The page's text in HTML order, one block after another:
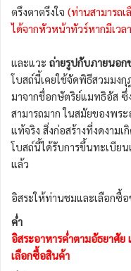
ตรึงตาตรึงใจ (ท่านสามารถ
ได้จากหัวหน้าทัวร์หากมีเวล
และแวะ ถ่ายรูปกับภายนอก
โบสถ์นี้เคยใช้จัดพิธีสวมมง
มาจากชื่อกษัตริย์แมทธิอัส
สามารถมาก ในสมัยของพร
แท้จริง สิ่งก่อสร้างที่งดงาม
โบสถ์นี้ได้รับการขึ้นทะเบียน
แล้ว
อิสระให้ท่านชมและเลือกซื้
ค่ำ
อิสระอาหารค่ำตามอัธยาศัย
เลือกซื้อสินค้า